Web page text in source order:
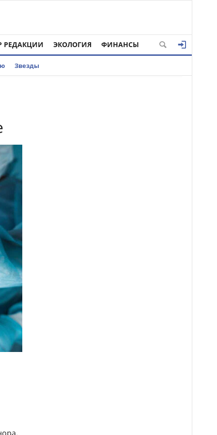
РЕДАКЦИИ ЭКОЛОГИЯ ФИНАНСЫ
Звезды